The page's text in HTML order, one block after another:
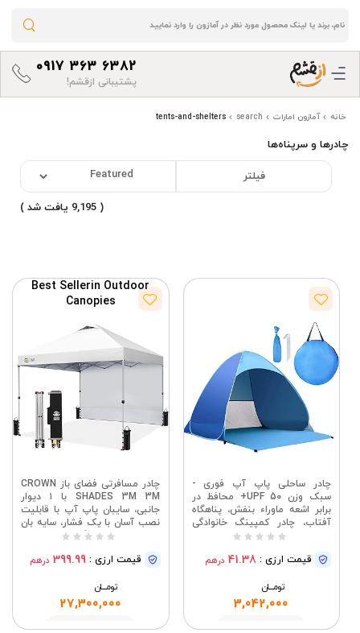
0917 363 6382
پشتیبانی ازقشم!
خانه آمازون امارات search
tents-and-shelters
چادرها و سرپناه‌ها
فیلتر
( 9,195 یافت شد )
چادر ساحلی پاپ آپ فوری -
سبک وزن UPF 50+ محافظ در
برابر اشعه ماوراء بنفش، پناهگاه
آفتاب، چادر کمپینگ خانوادگی
قابل حمل ضد آب و باد برای
قیمت ارزی : 41.38 درهم
تومــــــان
3,042,000
مشاهده
Best Sellerin Outdoor
Canopies
چادر مسافرتی فضای باز CROWN
SHADES 3M 3M با ۱ دیوار
جانبی، سایبان پاپ آپ با قابلیت
نصب آسان با یک فشار، سایه بان
برای ساحل، کمپینگ، مهمانی ها و
پوشش STO-N-Go، سفید |
با ارتفاع قابل تنظیم برای کمپینگ
قیمت ارزی : 399.99 درهم
تومــــــان
27,300,000
مشاهده